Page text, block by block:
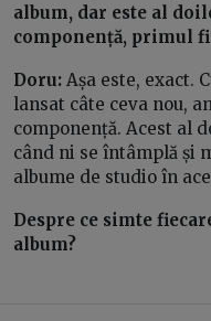
album, dar este al
componență, primul
Doru: Așa este, exact.
lansat câte ceva nou,
componență. Acest al
când ni se întâmplă și
albume de studio în
Despre ce simte
album?